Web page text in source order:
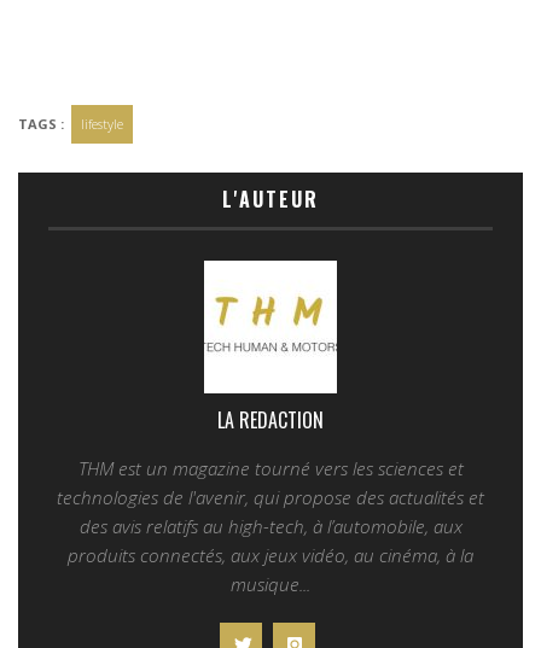
TAGS : lifestyle
L'AUTEUR
LA REDACTION
THM est un magazine tourné vers les sciences et
technologies de l'avenir, qui propose des actualités et
des avis relatifs au high-tech, à l’automobile, aux
produits connectés, aux jeux vidéo, au cinéma, à la
musique...